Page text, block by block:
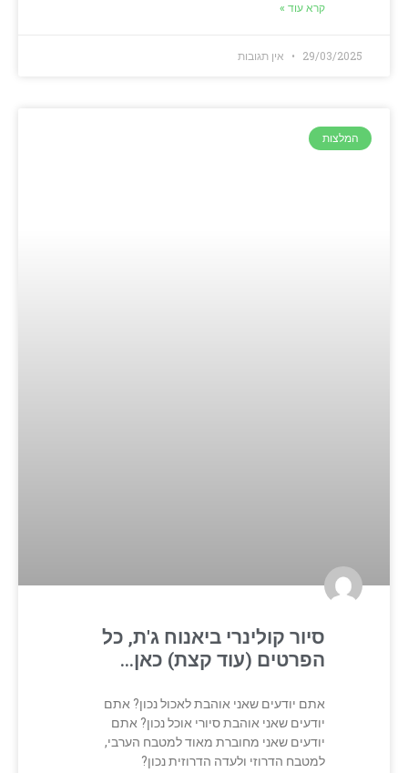
קרא עוד »
29/03/2025 אין תגובות
המלצות
סיור קולינרי ביאנוח ג'ת, כל
הפרטים (עוד קצת) כאן…
אתם יודעים שאני אוהבת לאכול נכון? אתם
יודעים שאני אוהבת סיורי אוכל נכון? אתם
יודעים שאני מחוברת מאוד למטבח הערבי,
למטבח הדרוזי ולעדה הדרוזית נכון?